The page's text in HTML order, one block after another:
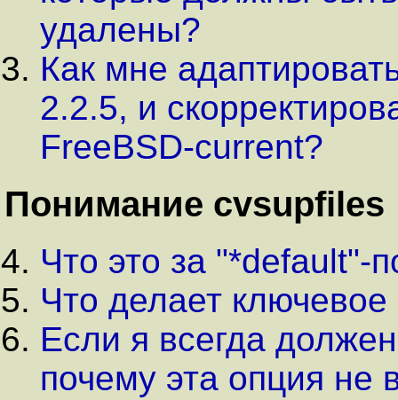
удалены?
Как мне
2.2.5, и
FreeBSD-current?
Понимание cvsupfiles
Что это за "*default"-
Что делает
Если я всегда
почему эта опция не